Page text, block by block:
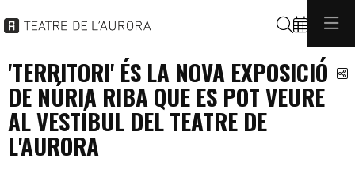
Cerca
'TERRITORI' ÉS LA NOVA EXPOSICIÓ
DE NÚRIA RIBA QUE ES POT VEURE
AL VESTÍBUL DEL TEATRE DE
L'AURORA